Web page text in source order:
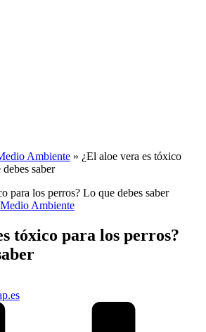
Ambiente » ¿El aloe vera es tóxico
saber
Ambiente
tóxico para los perros?